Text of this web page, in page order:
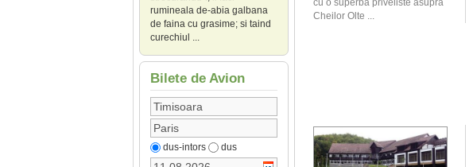
rumineala de-abia galbana
de faina cu grasime; si taind
curechiul ...
Bilete de Avion
dus-intors dus
cu o superba priveliste asupra
Cheilor Olte ...